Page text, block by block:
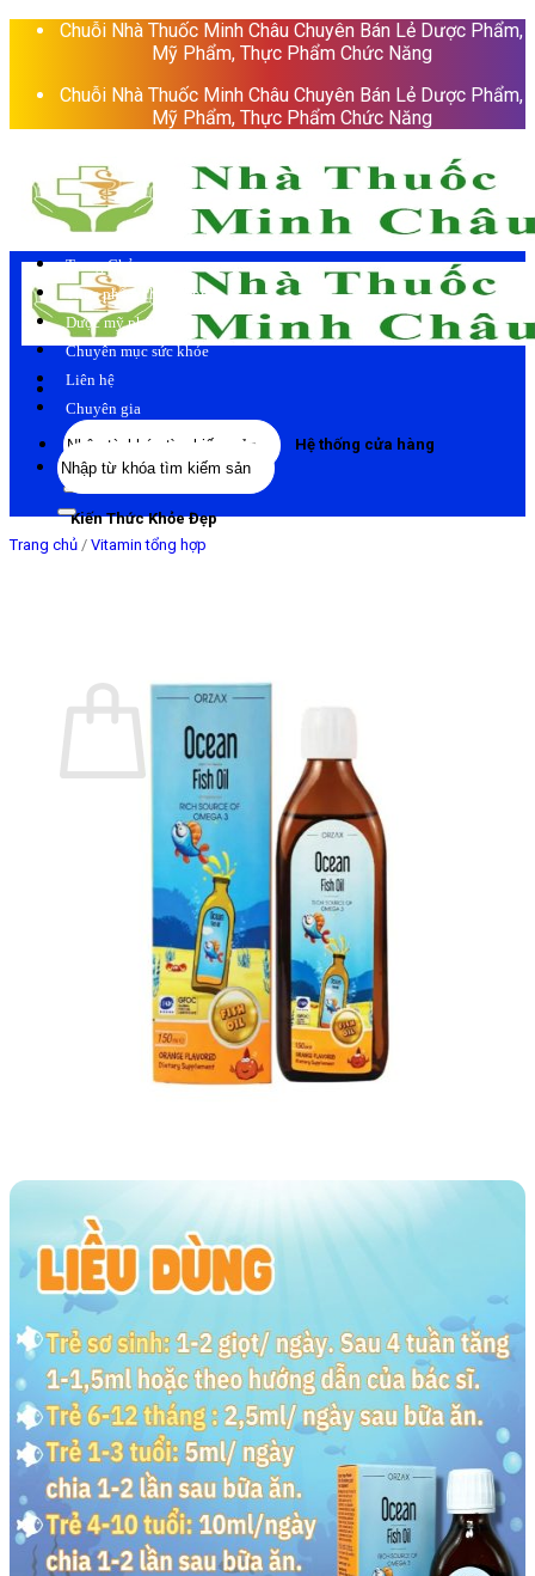
Skip
Chuỗi Nhà Thuốc Minh Châu Chuyên Bán Lẻ Dược Phẩm,
Mỹ Phẩm, Thực Phẩm Chức Năng
Chuỗi Nhà Thuốc Minh Châu Chuyên Bán Lẻ Dược Phẩm,
Mỹ Phẩm, Thực Phẩm Chức Năng
Tìm
kiếm:
Hệ thống cửa hàng
Kiến Thức Khỏe Đẹp
Chưa có sản phẩm trong giỏ hàng.
Quay trở lại cửa hàng
Trang Chủ
Thực phẩm chức năng
Dược mỹ phẩm
Chuyên mục sức khỏe
Liên hệ
Chuyên gia
Tìm
kiếm:
Trang chủ / Vitamin tổng hợp